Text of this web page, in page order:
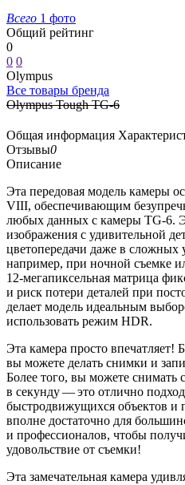
Всего 1 фото
Общий рейтинг
0
0 0
Olympus
Все товары бренда
Olympus Tough TG-6
Общая информация
Отзывы0
Описание
Эта передовая модель камеры
VIII, обеспечивающим
любых данных с камеры TG-6.
изображения с удивительной
цветопередачи даже в сложных
например, при ночной съемке
12-мегапиксельная матрица
и риск потери деталей при
делает модель идеальным
использовать режим HDR.
Эта камера просто впечатляет!
вы можете делать снимки и
Более того, вы можете снимать
в секунду — это отлично
быстродвижущихся объектов и
вполне достаточно для
и профессионалов, чтобы
удовольствие от съемки!
Эта замечательная камера